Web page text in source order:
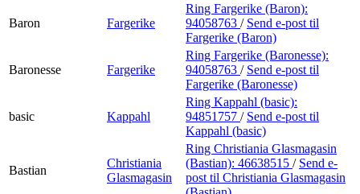
Baron Fargerike
Ring Fargerike (Baron):
94058763 / Send e-post til
Fargerike (Baron)
Baronesse Fargerike
Ring Fargerike (Baronesse):
94058763 / Send e-post til
Fargerike (Baronesse)
basic Kappahl
Ring Kappahl (basic):
94851757 / Send e-post til
Kappahl (basic)
Bastian
Christiania
Glasmagasin
Ring Christiania Glasmagasin
(Bastian): 46638515 / Send e-
post til Christiania Glasmagasin